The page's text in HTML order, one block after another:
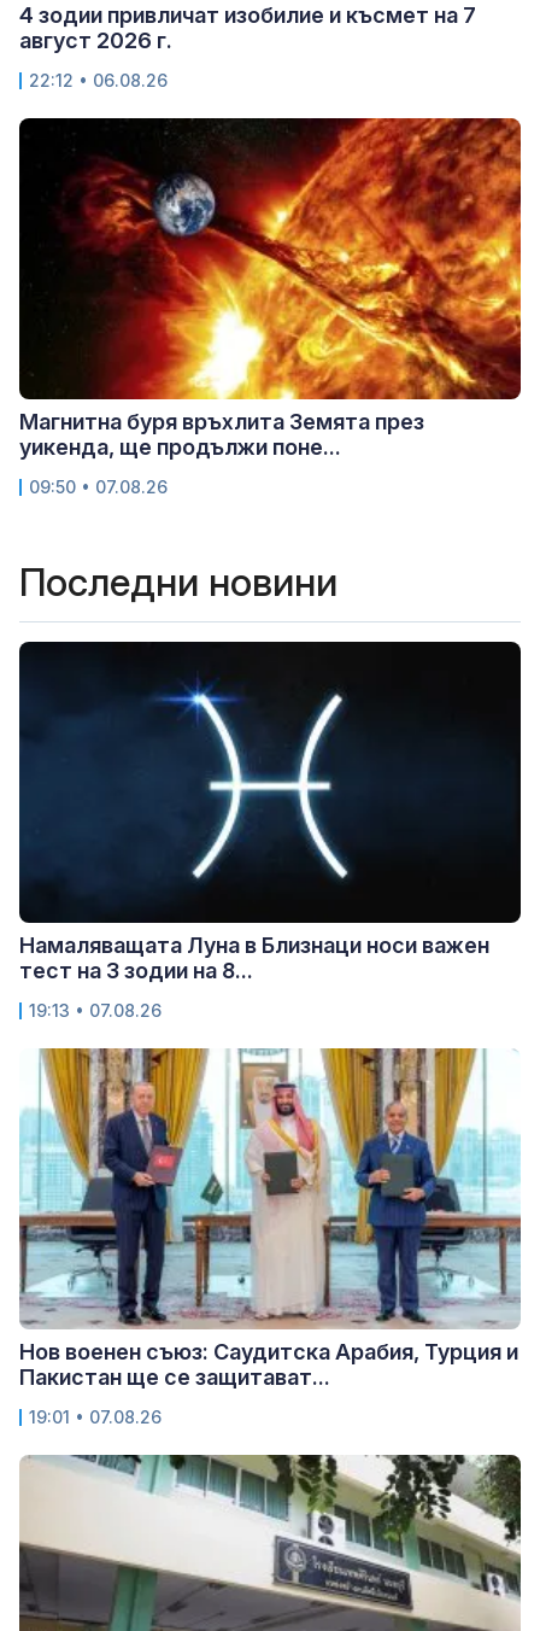
4 зодии привличат изобилие и късмет на 7
август 2026 г.
22:12 • 06.08.26
Магнитна буря връхлита Земята през
уикенда, ще продължи поне...
09:50 • 07.08.26
Последни новини
Намаляващата Луна в Близнаци носи важен
тест на 3 зодии на 8...
19:13 • 07.08.26
Нов военен съюз: Саудитска Арабия, Турция и
Пакистан ще се защитават...
19:01 • 07.08.26